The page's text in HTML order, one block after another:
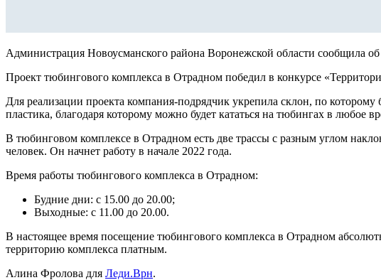
Администрация Новоусманского района Воронежской области сообщила
Проект тюбингового комплекса в Отрадном победил в конкурсе
Для реализации проекта компания-подрядчик укрепила склон, по
пластика, благодаря которому можно будет кататься на тюбингах в любое
В тюбинговом комплексе в Отрадном есть две трассы с разным углом
человек. Он начнет работу в начале 2022 года.
Время работы тюбингового комплекса в Отрадном:
Будние дни: с 15.00 до 20.00;
Выходные: с 11.00 до 20.00.
В настоящее время посещение тюбингового комплекса в Отрадном
территорию комплекса платным.
Алина Фролова для Леди.Врн.